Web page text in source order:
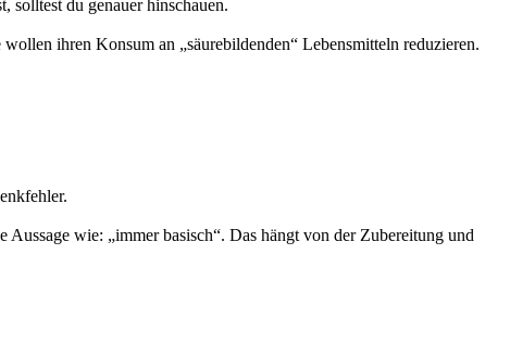
solltest du genauer hinschauen.
ihren Konsum an „säurebildenden“ Lebensmitteln reduzieren.
wie: „immer basisch“. Das hängt von der Zubereitung und